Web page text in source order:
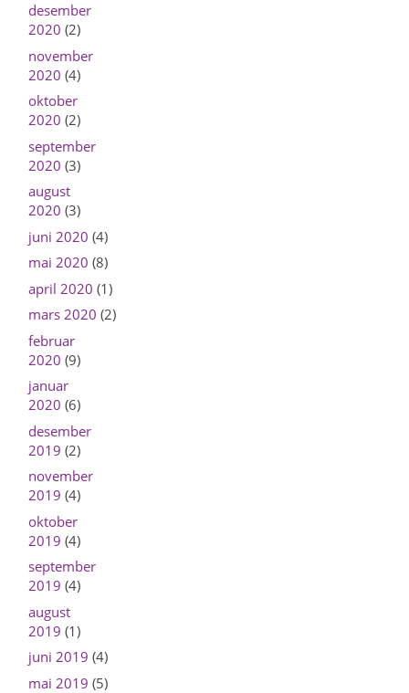
desember
2020 (2)
november
2020 (4)
oktober
2020 (2)
september
2020 (3)
august
2020 (3)
juni 2020 (4)
mai 2020 (8)
april 2020 (1)
mars 2020 (2)
februar
2020 (9)
januar
2020 (6)
desember
2019 (2)
november
2019 (4)
oktober
2019 (4)
september
2019 (4)
august
2019 (1)
juni 2019 (4)
mai 2019 (5)